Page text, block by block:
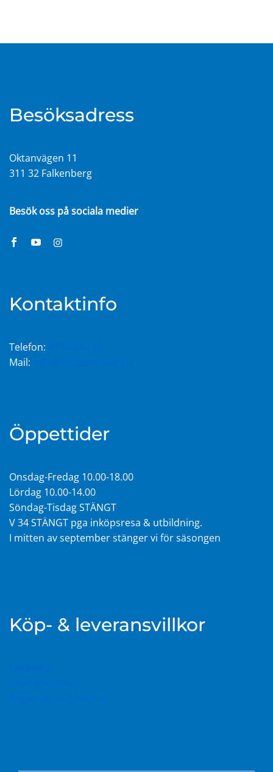
Besöksadress
Oktanvägen 11
311 32 Falkenberg
Besök oss på sociala medier
Kontaktinfo
Telefon:
Mail:
Öppettider
Onsdag-Fredag 10.00-18.00
Lördag 10.00-14.00
Söndag-Tisdag STÄNGT
V 34 STÄNGT pga inköpsresa & utbildning.
I mitten av september stänger vi för säsongen
Köp- & leveransvillkor